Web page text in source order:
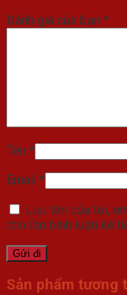
Đánh giá của bạn *
Tên *
Email *
Lưu tên của tôi,
cho lần bình luận kế
Sản phẩm tương